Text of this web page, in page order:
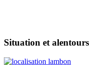
Situation et alentours